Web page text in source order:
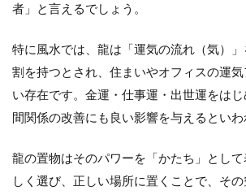
者」と言えるでしょう。
特に風水では、龍は「運気の流れ（気）
割を持つとされ、住まいやオフィスの運
い存在です。金運・仕事運・出世運をは
間関係の改善にも良い影響を与えるといわ
龍の置物はそのパワーを「かたち」とし
しく選び、正しい場所に置くことで、そ